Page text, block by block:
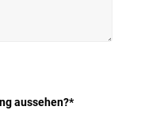
aussehen?*